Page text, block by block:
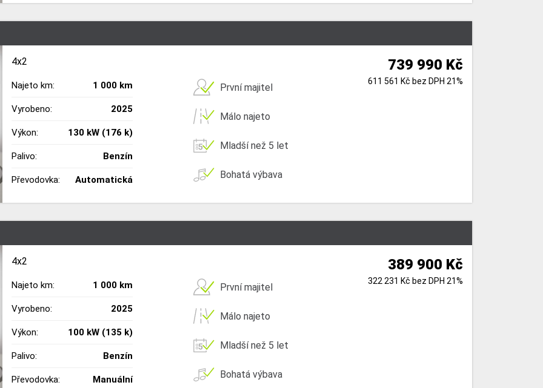
4x2
Najeto km: 1 000 km
Vyrobeno: 2025
Výkon: 130 kW (176 k)
Palivo: Benzín
Převodovka: Automatická
První majitel
Málo najeto
Mladší než 5 let
Bohatá výbava
739 990 Kč
611 561 Kč bez DPH 21%
4x2
Najeto km: 1 000 km
Vyrobeno: 2025
Výkon: 100 kW (135 k)
Palivo: Benzín
Převodovka: Manuální
První majitel
Málo najeto
Mladší než 5 let
Bohatá výbava
389 900 Kč
322 231 Kč bez DPH 21%